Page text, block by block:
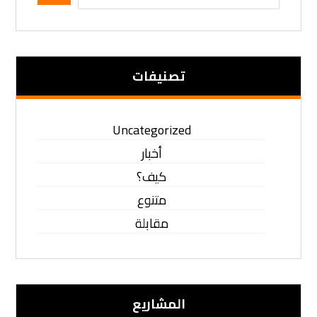
تصنيفات
Uncategorized
أخبار
كيف؟
متنوع
مقابلة
المشاریع